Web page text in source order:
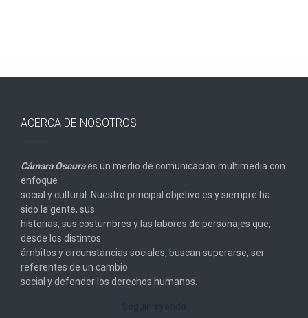
ACERCA DE NOSOTROS
Cámara Oscuraes un medio de comunicación multimedia con
enfoque
social y cultural. Nuestro principal objetivo es y siempre ha
sido la gente, sus
historias, sus costumbres y las labores de personajes que,
desde los distintos
ámbitos y circunstancias sociales, buscan superarse, ser
referentes de un cambio
social y defender los derechos humanos.